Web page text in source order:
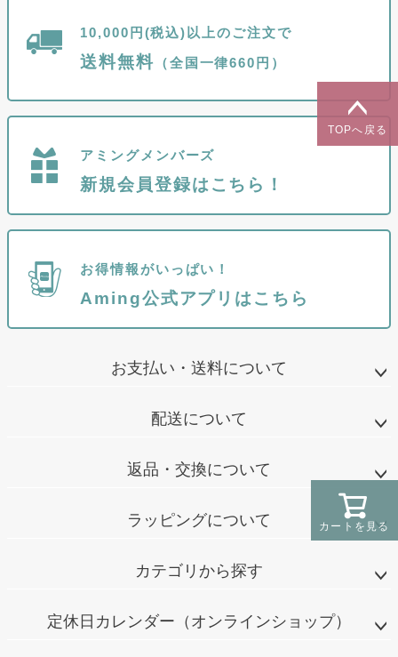
カートを見る
TOPへ戻る
10,000円(税込)以上のご注文で
送料無料 （全国一律660円）
アミングメンバーズ
新規会員登録はこちら！
お得情報がいっぱい！
Aming公式アプリはこちら
お支払い・送料について
配送について
返品・交換について
ラッピングについて
カテゴリから探す
定休日カレンダー（オンラインショップ）